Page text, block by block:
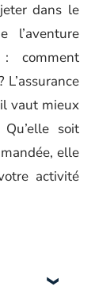
dans le
l’aventure
: comment
vaut mieux
soit
elle
activité